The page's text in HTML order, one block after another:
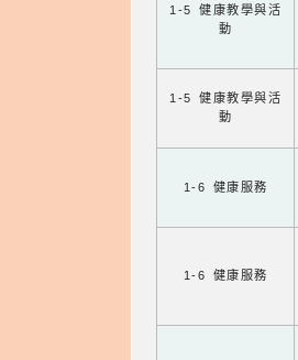
1-5 健康教學與活
動
1-5 健康教學與活
動
1-6 健康服務
1-6 健康服務